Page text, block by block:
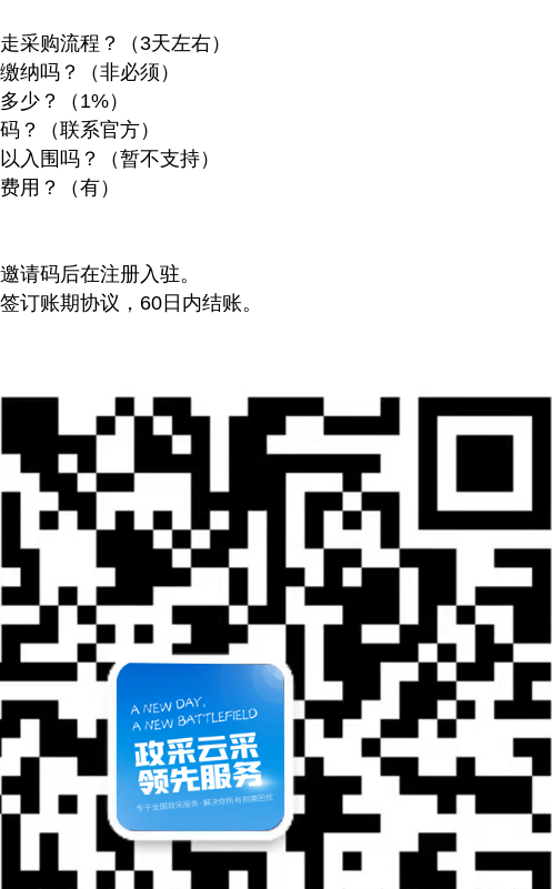
购流程？（3天左右）
吗？（非必须）
？（1%）
（联系官方）
围吗？（暂不支持）
？（有）
码后在注册入驻。
账期协议，60日内结账。